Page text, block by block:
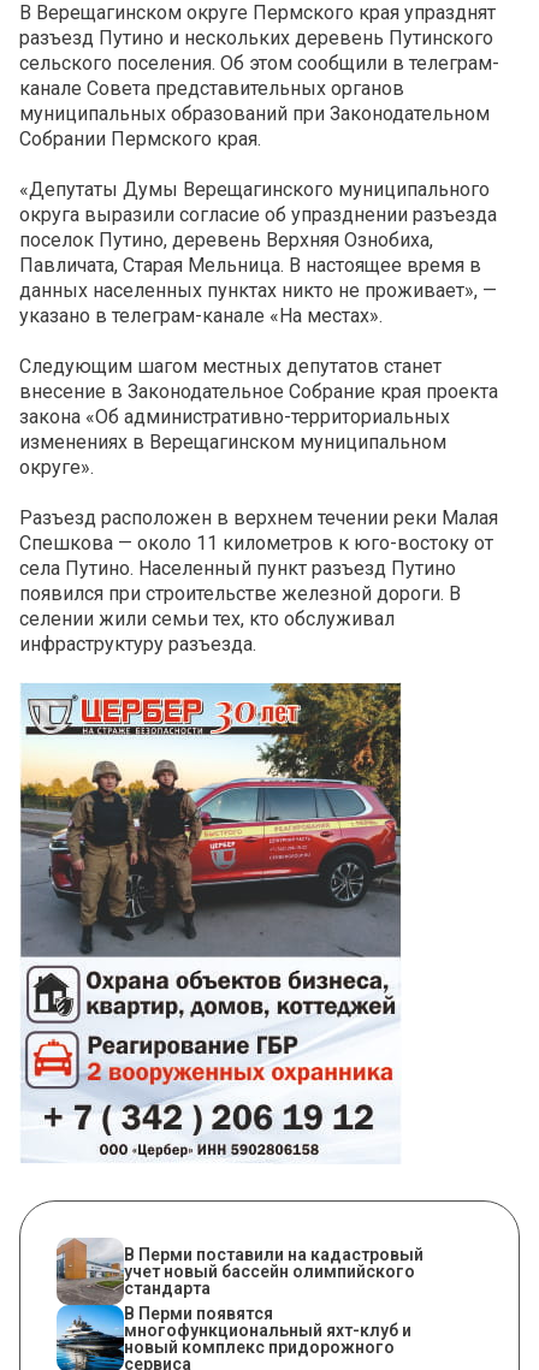
В Верещагинском округе Пермского края упразднят
разъезд Путино и нескольких деревень Путинского
сельского поселения. Об этом сообщили в телеграм-
канале Совета представительных органов
муниципальных образований при Законодательном
Собрании Пермского края.
«Депутаты Думы Верещагинского муниципального
округа выразили согласие об упразднении разъезда
поселок Путино, деревень Верхняя Ознобиха,
Павличата, Старая Мельница. В настоящее время в
данных населенных пунктах никто не проживает», —
указано в телеграм-канале «На местах».
Следующим шагом местных депутатов станет
внесение в Законодательное Собрание края проекта
закона «Об административно-территориальных
изменениях в Верещагинском муниципальном
округе».
Разъезд расположен в верхнем течении реки Малая
Спешкова — около 11 километров к юго-востоку от
села Путино. Населенный пункт разъезд Путино
появился при строительстве железной дороги. В
селении жили семьи тех, кто обслуживал
инфраструктуру разъезда.
В Перми поставили на кадастровый
учет новый бассейн олимпийского
стандарта
В Перми появятся
многофункциональный яхт-клуб и
новый комплекс придорожного
сервиса